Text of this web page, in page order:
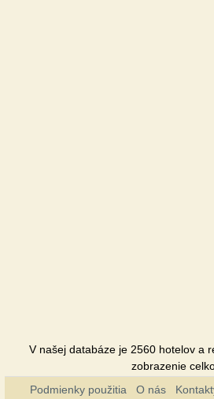
V našej databáze je 2560 hotelov a
zobrazenie
Podmienky použitia
O nás